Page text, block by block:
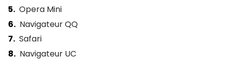
Opera Mini
Navigateur QQ
Safari
Navigateur UC